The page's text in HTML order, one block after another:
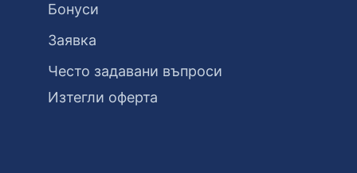
Бонуси
Заявка
Често задавани въпроси
Изтегли оферта